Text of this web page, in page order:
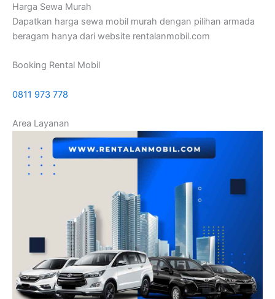
Harga Sewa Murah
Dapatkan harga sewa mobil murah dengan pilihan armada
beragam hanya dari website rentalanmobil.com
Booking Rental Mobil
0811 973 778
Area Layanan